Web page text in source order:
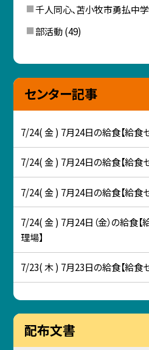
千人同心、苫小牧市勇払中
部活動(49)
センター記事
7/24( 金 ) 7月24日の給食【給食
7/24( 金 ) 7月24日の給食【給食
7/24( 金 ) 7月24日の給食【給食
7/24( 金 ) 7月24日（金）の給食
理場】
7/23( 木 ) 7月23日の給食【給食
配布文書